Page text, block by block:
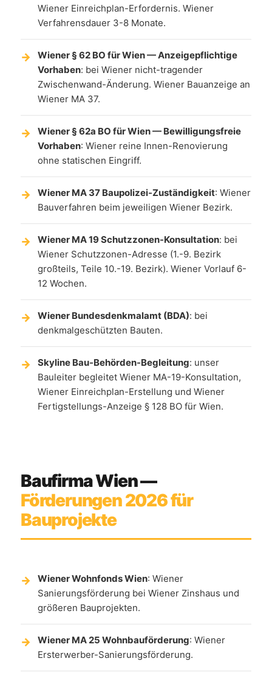
Wiener Einreichplan-Erfordernis. Wiener
Verfahrensdauer 3-8 Monate.
Wiener § 62 BO für Wien — Anzeigepflichtige
Vorhaben: bei Wiener nicht-tragender
Zwischenwand-Änderung. Wiener Bauanzeige an
Wiener MA 37.
Wiener § 62a BO für Wien — Bewilligungsfreie
Vorhaben: Wiener reine Innen-Renovierung
ohne statischen Eingriff.
Wiener MA 37 Baupolizei-Zuständigkeit: Wiener
Bauverfahren beim jeweiligen Wiener Bezirk.
Wiener MA 19 Schutzzonen-Konsultation: bei
Wiener Schutzzonen-Adresse (1.-9. Bezirk
großteils, Teile 10.-19. Bezirk). Wiener Vorlauf 6-
12 Wochen.
Wiener Bundesdenkmalamt (BDA): bei
denkmalgeschützten Bauten.
Skyline Bau-Behörden-Begleitung: unser
Bauleiter begleitet Wiener MA-19-Konsultation,
Wiener Einreichplan-Erstellung und Wiener
Fertigstellungs-Anzeige § 128 BO für Wien.
Baufirma Wien —
Förderungen 2026 für
Bauprojekte
Wiener Wohnfonds Wien: Wiener
Sanierungsförderung bei Wiener Zinshaus und
größeren Bauprojekten.
Wiener MA 25 Wohnbauförderung: Wiener
Ersterwerber-Sanierungsförderung.